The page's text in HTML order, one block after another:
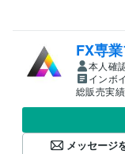
FX専
本人確
インボ
総販売実績
メッセージ